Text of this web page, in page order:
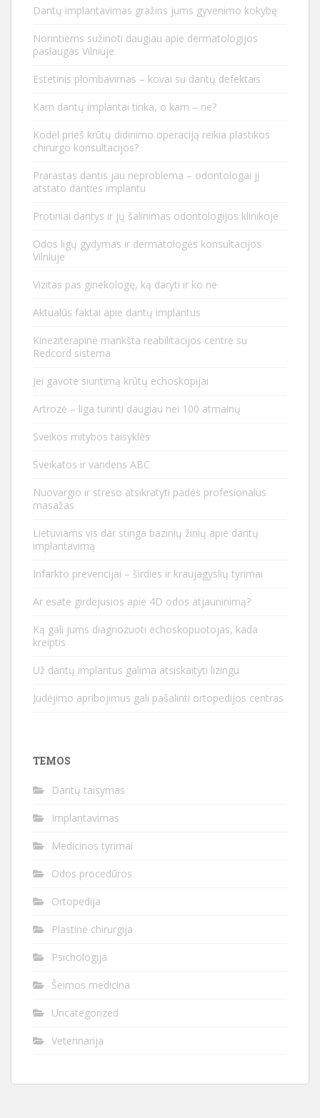
Dantų implantavimas gražins jums gyvenimo kokybę
Norintiems sužinoti daugiau apie dermatologijos
paslaugas Vilniuje
Estetinis plombavimas – kovai su dantų defektais
Kam dantų implantai tinka, o kam – ne?
Kodėl prieš krūtų didinimo operaciją reikia plastikos
chirurgo konsultacijos?
Prarastas dantis jau neproblema – odontologai jį
atstato danties implantu
Protiniai dantys ir jų šalinimas odontologijos klinikoje
Odos ligų gydymas ir dermatologės konsultacijos
Vilniuje
Vizitas pas ginekologę, ką daryti ir ko ne
Aktualūs faktai apie dantų implantus
Kineziterapinė mankšta reabilitacijos centre su
Redcord sistema
Jei gavote siuntimą krūtų echoskopijai
Artrozė – liga turinti daugiau nei 100 atmainų
Sveikos mitybos taisyklės
Sveikatos ir vandens ABC
Nuovargio ir streso atsikratyti padės profesionalus
masažas
Lietuviams vis dar stinga bazinių žinių apie dantų
implantavimą
Infarkto prevencijai – širdies ir kraujagyslių tyrimai
Ar esate girdėjusios apie 4D odos atjauninimą?
Ką gali jums diagnozuoti echoskopuotojas, kada
kreiptis
Už dantų implantus galima atsiskaityti lizingu
Judėjimo apribojimus gali pašalinti ortopedijos centras
TEMOS
Dantų taisymas
Implantavimas
Medicinos tyrimai
Odos procedūros
Ortopedija
Plastinė chirurgija
Psichologija
Šeimos medicina
Uncategorized
Veterinarija